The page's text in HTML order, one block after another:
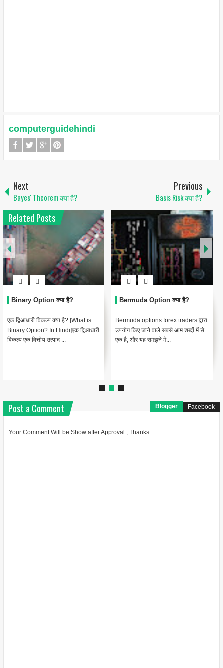
computerguidehindi
Next
Bayes' Theorem क्या है?
Previous
Basis Risk क्या है?
Related Posts
Binary Option क्या है?
एक द्विआधारी विकल्प क्या है? [What is
Binary Option? In Hindi]एक द्विआधारी
विकल्प एक वित्तीय उत्पाद ...
Bermuda Option क्या है?
Bermuda options forex traders द्वारा
उपयोग किए जाने वाले सबसे आम शब्दों में से
एक है, और यह समझने मे...
Post a Comment Blogger Facebook
Your Comment Will be Show after Approval , Thanks